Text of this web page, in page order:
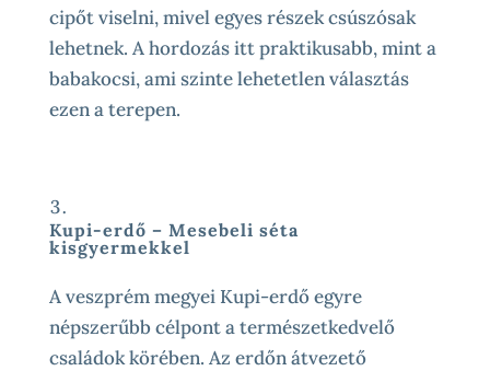
cipőt viselni, mivel egyes részek csúszósak
lehetnek. A hordozás itt praktikusabb, mint a
babakocsi, ami szinte lehetetlen választás
ezen a terepen.
Kupi-erdő – Mesebeli séta
kisgyermekkel
A veszprém megyei Kupi-erdő egyre
népszerűbb célpont a természetkedvelő
családok körében. Az erdőn átvezető